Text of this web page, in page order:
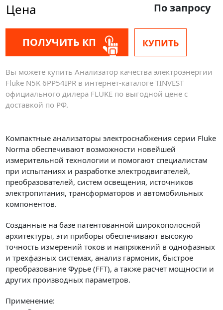
Цена По запросу
ПОЛУЧИТЬ КП КУПИТЬ
Вы можете купить Анализатор качества электроэнергии
Fluke N5K 6PP54IPR в интернет-каталоге TINVEST
официального дилера FLUKE по выгодной цене с
доставкой по РФ.
Компактные анализаторы электроснабжения серии Fluke
Norma обеспечивают возможности новейшей
измерительной технологии и помогают специалистам
при испытаниях и разработке электродвигателей,
преобразователей, систем освещения, источников
электропитания, трансформаторов и автомобильных
компонентов.
Созданные на базе патентованной широкополосной
архитектуры, эти приборы обеспечивают высокую
точность измерений токов и напряжений в однофазных
и трехфазных системах, анализ гармоник, быстрое
преобразование Фурье (FFT), а также расчет мощности и
других производных параметров.
Применение: